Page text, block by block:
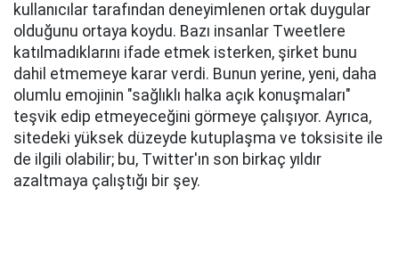
kullanıcılar tarafından deneyimlenen ortak duygular
olduğunu ortaya koydu. Bazı insanlar Tweetlere
katılmadıklarını ifade etmek isterken, şirket bunu
dahil etmemeye karar verdi. Bunun yerine, yeni, daha
olumlu emojinin "sağlıklı halka açık konuşmaları"
teşvik edip etmeyeceğini görmeye çalışıyor. Ayrıca,
sitedeki yüksek düzeyde kutuplaşma ve toksisite ile
de ilgili olabilir; bu, Twitter'ın son birkaç yıldır
azaltmaya çalıştığı bir şey.